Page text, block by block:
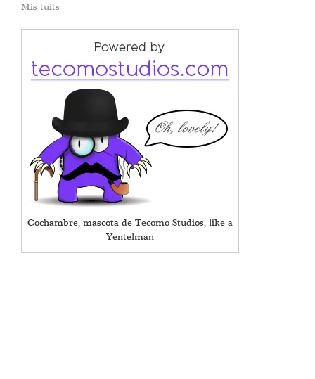
Mis tuits
Cochambre, mascota de Tecomo Studios, like a
Yentelman